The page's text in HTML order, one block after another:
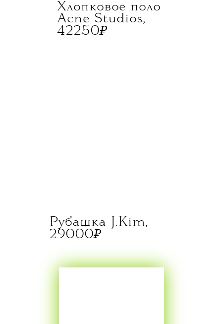
Хлопковое поло
Acne Studios,
42250₽
Рубашка J.Kim,
29000₽